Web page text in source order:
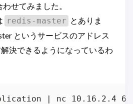
せてみました。
redis-master とありま
というサービスのアドレス
決できるようになっているわ
| nc 10.16.2.4